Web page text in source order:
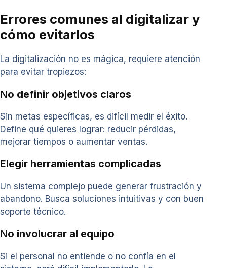
Errores comunes al digitalizar y
cómo evitarlos
La digitalización no es mágica, requiere atención
para evitar tropiezos:
No definir objetivos claros
Sin metas específicas, es difícil medir el éxito.
Define qué quieres lograr: reducir pérdidas,
mejorar tiempos o aumentar ventas.
Elegir herramientas complicadas
Un sistema complejo puede generar frustración y
abandono. Busca soluciones intuitivas y con buen
soporte técnico.
No involucrar al equipo
Si el personal no entiende o no confía en el